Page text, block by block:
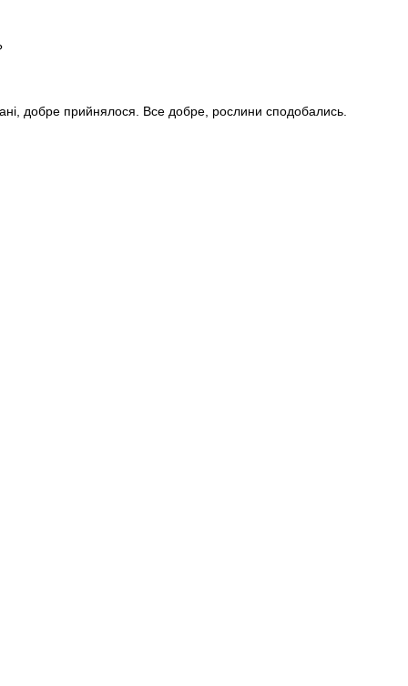
добре прийнялося. Все добре, рослини сподобались.